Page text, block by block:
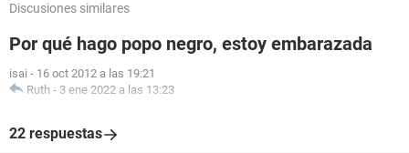
Discusiones similares
Por qué hago popo negro, estoy embarazada
isai - 16 oct 2012 a las 19:21
Ruth - 3 ene 2022 a las 13:23
22 respuestas